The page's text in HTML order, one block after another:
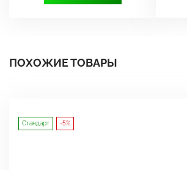
ПОХОЖИЕ ТОВАРЫ
Стандарт -5%